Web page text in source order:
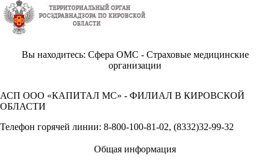
Вы находитесь: Сфера ОМС - Страховые медицинские
организации
АСП ООО «КАПИТАЛ МС» - ФИЛИАЛ В КИРОВСКОЙ
ОБЛАСТИ
Телефон горячей линии: 8-800-100-81-02, (8332)32-99-32
Общая информация